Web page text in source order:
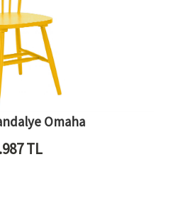
Omaha
TL